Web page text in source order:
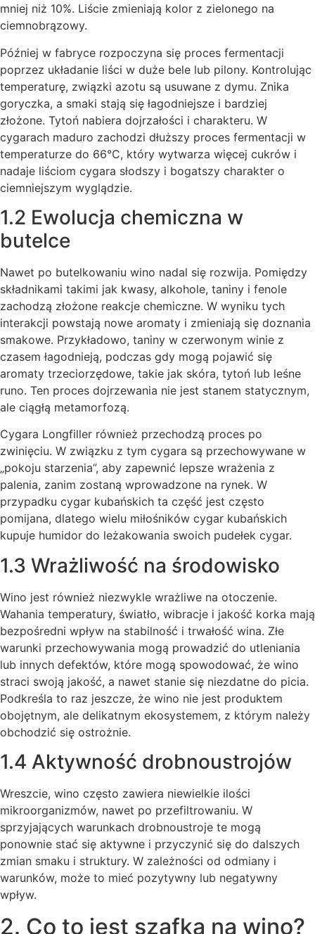
mniej niż 10%. Liście zmieniają kolor z zielonego na
ciemnobrązowy.
Później w fabryce rozpoczyna się proces fermentacji
poprzez układanie liści w duże bele lub pilony. Kontrolując
temperaturę, związki azotu są usuwane z dymu. Znika
goryczka, a smaki stają się łagodniejsze i bardziej
złożone. Tytoń nabiera dojrzałości i charakteru. W
cygarach maduro zachodzi dłuższy proces fermentacji w
temperaturze do 66°C, który wytwarza więcej cukrów i
nadaje liściom cygara słodszy i bogatszy charakter o
ciemniejszym wyglądzie.
1.2 Ewolucja chemiczna w
butelce
Nawet po butelkowaniu wino nadal się rozwija. Pomiędzy
składnikami takimi jak kwasy, alkohole, taniny i fenole
zachodzą złożone reakcje chemiczne. W wyniku tych
interakcji powstają nowe aromaty i zmieniają się doznania
smakowe. Przykładowo, taniny w czerwonym winie z
czasem łagodnieją, podczas gdy mogą pojawić się
aromaty trzeciorzędowe, takie jak skóra, tytoń lub leśne
runo. Ten proces dojrzewania nie jest stanem statycznym,
ale ciągłą metamorfozą.
Cygara Longfiller również przechodzą proces po
zwinięciu. W związku z tym cygara są przechowywane w
„pokoju starzenia”, aby zapewnić lepsze wrażenia z
palenia, zanim zostaną wprowadzone na rynek. W
przypadku cygar kubańskich ta część jest często
pomijana, dlatego wielu miłośników cygar kubańskich
kupuje humidor do leżakowania swoich pudełek cygar.
1.3 Wrażliwość na środowisko
Wino jest również niezwykle wrażliwe na otoczenie.
Wahania temperatury, światło, wibracje i jakość korka mają
bezpośredni wpływ na stabilność i trwałość wina. Złe
warunki przechowywania mogą prowadzić do utleniania
lub innych defektów, które mogą spowodować, że wino
straci swoją jakość, a nawet stanie się niezdatne do picia.
Podkreśla to raz jeszcze, że wino nie jest produktem
obojętnym, ale delikatnym ekosystemem, z którym należy
obchodzić się ostrożnie.
1.4 Aktywność drobnoustrojów
Wreszcie, wino często zawiera niewielkie ilości
mikroorganizmów, nawet po przefiltrowaniu. W
sprzyjających warunkach drobnoustroje te mogą
ponownie stać się aktywne i przyczynić się do dalszych
zmian smaku i struktury. W zależności od odmiany i
warunków, może to mieć pozytywny lub negatywny
wpływ.
2. Co to jest szafka na wino?